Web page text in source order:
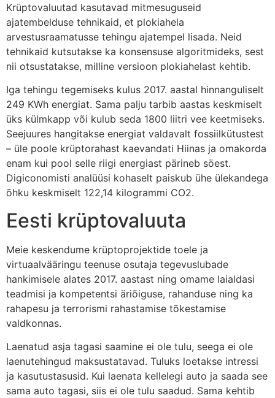
Krüptovaluutad kasutavad mitmesuguseid
ajatembelduse tehnikaid, et plokiahela
arvestusraamatusse tehingu ajatempel lisada. Neid
tehnikaid kutsutakse ka konsensuse algoritmideks, sest
nii otsustatakse, milline versioon plokiahelast kehtib.
Iga tehingu tegemiseks kulus 2017. aastal hinnanguliselt
249 KWh energiat. Sama palju tarbib aastas keskmiselt
üks külmkapp või kulub seda 1800 liitri vee keetmiseks.
Seejuures hangitakse energiat valdavalt fossiilkütustest
– üle poole krüptorahast kaevandati Hiinas ja omakorda
enam kui pool selle riigi energiast pärineb söest.
Digiconomisti analüüsi kohaselt paiskub ühe ülekandega
õhku keskmiselt 122,14 kilogrammi CO2.
Eesti krüptovaluuta
Meie keskendume krüptoprojektide toele ja
virtuaalvääringu teenuse osutaja tegevuslubade
hankimisele alates 2017. aastast ning omame laialdasi
teadmisi ja kompetentsi äriõiguse, rahanduse ning ka
rahapesu ja terrorismi rahastamise tõkestamise
valdkonnas.
Laenatud asja tagasi saamine ei ole tulu, seega ei ole
laenutehingud maksustatavad. Tuluks loetakse intressi
ja kasutustasusid. Kui laenata kellelegi auto ja saada see
sama auto tagasi, siis ei ole tulu saadud. Sama kehtib